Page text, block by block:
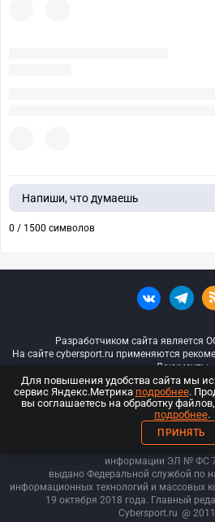
Напиши, что думаешь
0 / 1500 символов
Разработчиком сайта является
На сайте cybersport.ru применяются
Документы
© ООО «Киберспорт.ру» —
18+
ООО «Киберспорт.ру». Свидетельство о
информации ЭЛ № ФС
выдано Федеральной службой по
информационных технологий и массовых
19 октября 2018 года. Главный
Cybersport.ru @
Для повышения удобства сайта мы
сервис Яндекс.Метрика подробнее.
вы соглашаетесь на обработку
подробнее.
ПРИНЯТЬ